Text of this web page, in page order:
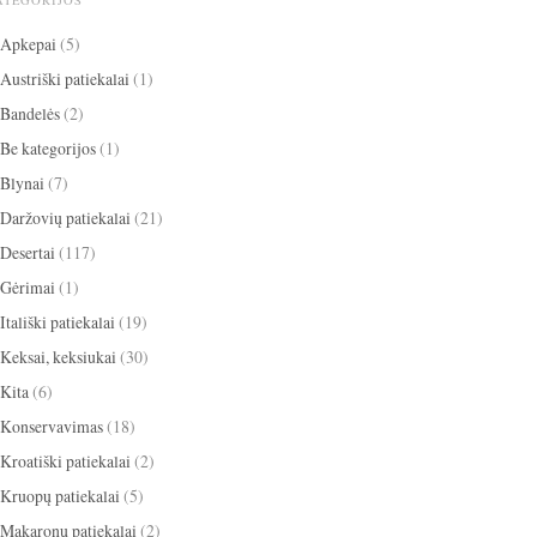
Apkepai (5)
Austriški patiekalai (1)
Bandelės(2)
Be kategorijos(1)
Blynai (7)
Daržovių patiekalai (21)
Desertai (117)
Gėrimai (1)
Itališki patiekalai (19)
Keksai, keksiukai (30)
Kita(6)
Konservavimas(18)
Kroatiški patiekalai (2)
Kruopų patiekalai (5)
Makaronų patiekalai (2)